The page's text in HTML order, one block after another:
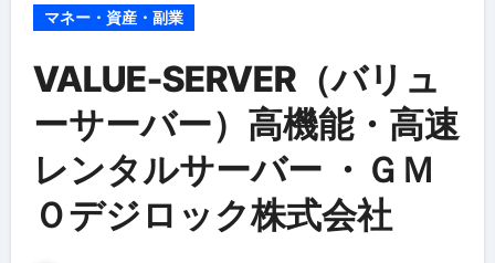
マネー・資産・副業
VALUE-SERVER（バリュ
ーサーバー）高機能・高速
レンタルサーバー ・ＧＭ
Ｏデジロック株式会社